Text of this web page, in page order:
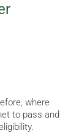
where
to pass and